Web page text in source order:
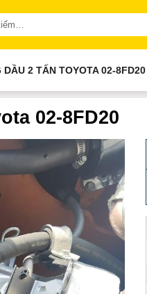
DẦU 2 TẤN TOYOTA 02-8FD20
02-8FD20